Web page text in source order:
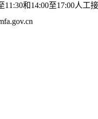
和14:00至17:00人工